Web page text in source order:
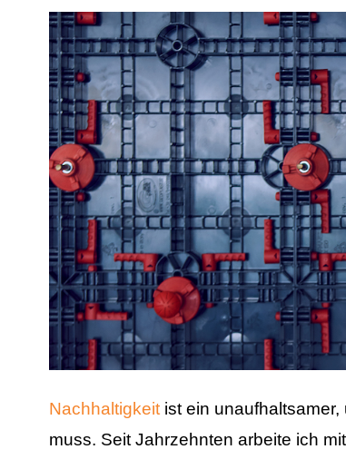
Nachhaltigkeit ist ein
muss. Seit Jahrzehnten arbeite ich